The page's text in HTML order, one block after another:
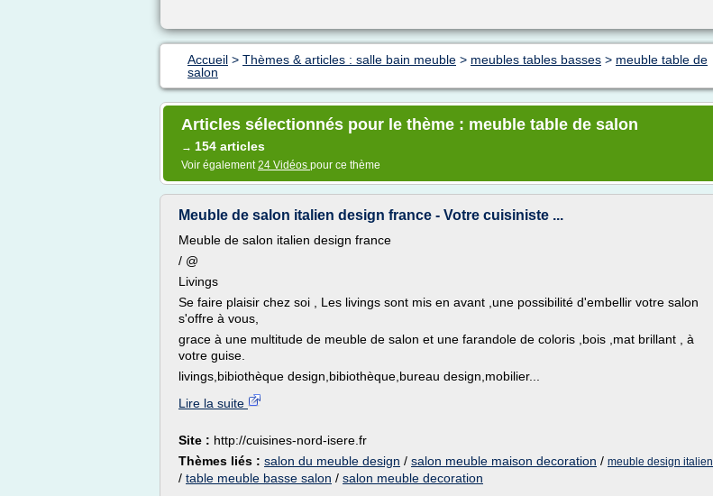
Accueil > Thèmes & articles : salle bain meuble > meubles tables basses > meuble table de
salon
Articles sélectionnés pour le thème : meuble table de salon
→ 154 articles
Voir également24 Vidéos pour ce thème
Meuble de salon italien design france - Votre cuisiniste ...
Meuble de salon italien design france
/ @
Livings
Se faire plaisir chez soi , Les livings sont mis en avant ,une possibilité d'embellir votre salon
s'offre à vous,
grace à une multitude de meuble de salon et une farandole de coloris ,bois ,mat brillant , à
votre guise.
livings,bibiothèque design,bibiothèque,bureau design,mobilier...
Lire la suite
Site : http://cuisines-nord-isere.fr
Thèmes liés : salon du meuble design / salon meuble maison decoration / meuble design italien
/ table meuble basse salon / salon meuble decoration